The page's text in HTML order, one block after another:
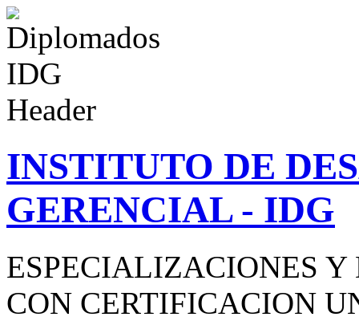
INSTITUTO DE
GERENCIAL - IDG
ESPECIALIZACIONES
CON CERTIFICACION